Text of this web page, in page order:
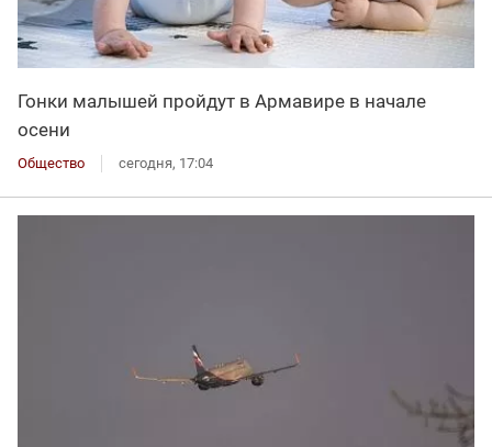
Гонки малышей пройдут в Армавире в начале
осени
Общество сегодня, 17:04